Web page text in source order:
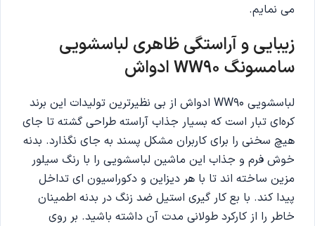
می نمایم.
زیبایی‌ و آراستگی ظاهری لباسشویی
سامسونگ WW90 ادواش
لباسشویی WW90 ادواش از بی نظیرترین تولیدات این برند
کره‌ای تبار است که بسیار جذاب آراسته طراحی گشته تا جای
هیچ سخنی را برای کاربران مشکل پسند به جای نگذارد. بدنه
خوش فرم و جذاب این ماشین لباسشویی را با رنگ سیلور
مزین ساخته اند تا با هر دیزاین و دکوراسیون ای تداخل
پیدا کند. با بع کار گیری استیل ضد زنگ در بدنه اطمینان
خاطر را از کارکرد طولانی مدت آن داشته باشید. بر روی